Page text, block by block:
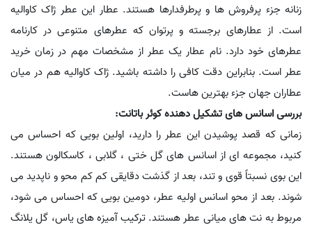
زنانه جزء پرفروش ها و پرطرفدارها هستند. عطار این عطر ژاک کاوالیه
است. از عطارهای برجسته و پرتوان که عطرهای متنوعی در کارنامه
عطرهای خود دارد. نام عطار یک عطر از مشخصات مهم در زمان خرید
عطر است. بنابراین دقت کافی را داشته باشید. ژاک کاوالیه هم در میان
عطاران جهان جزء بهترین هاست.
بررسی اسانس های تشکیل دهنده کوئر باتانت:
زمانی که قصد پوشیدن این عطر را دارید، اولین بویی که احساس می
کنید، مجموعه ای از اسانس های گل ختی ، گلابی ، کاسکالون هستند.
این بوی نسبتاً قوی و تند، بعد از گذشت دقایقی کم کم محو و ناپدید می
شوند. بعد از محو اسانس اولیه عطر، دومین بویی که احساس می شود،
مربوط به نت های میانی عطر هستند. ترکیب آمیزه های یاس، گل یلانگ